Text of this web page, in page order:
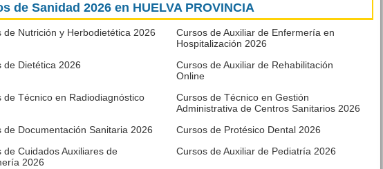
de Sanidad 2026 en HUELVA PROVINCIA
de Nutrición y Herbodietética 2026
Cursos de Auxiliar de Enfermería en
Hospitalización 2026
de Dietética 2026
Cursos de Auxiliar de Rehabilitación
Online
de Técnico en Radiodiagnóstico
Cursos de Técnico en Gestión
Administrativa de Centros Sanitarios 2026
de Documentación Sanitaria 2026
Cursos de Protésico Dental 2026
de Cuidados Auxiliares de
2026
Cursos de Auxiliar de Pediatría 2026